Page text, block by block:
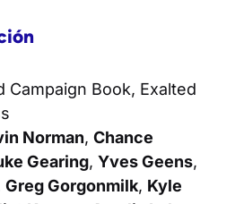
Campaign Book, Exalted
Norman, Chance
Gearing, Yves Geens,
Greg Gorgonmilk, Kyle